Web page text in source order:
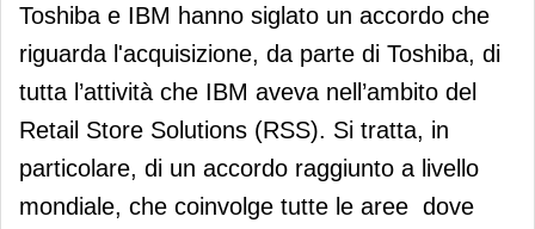
Toshiba e IBM hanno siglato un accordo che
riguarda l'acquisizione, da parte di Toshiba, di
tutta l’attività che IBM aveva nell’ambito del
Retail Store Solutions (RSS). Si tratta, in
particolare, di un accordo raggiunto a livello
mondiale, che coinvolge tutte le aree dove